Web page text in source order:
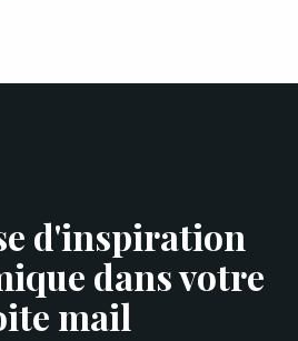
d'inspiration
dans votre
mail